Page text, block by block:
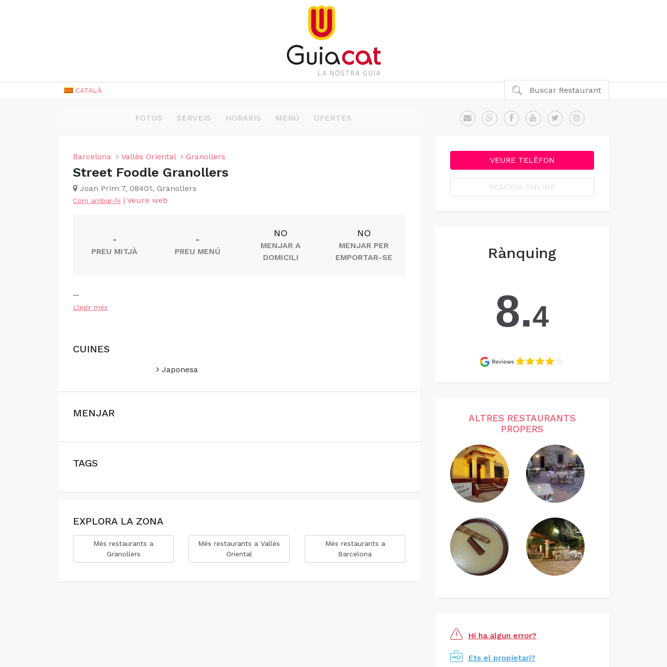
CATALÀ Buscar Restaurant
FOTOS SERVEIS HORARIS MENÚ OFERTES
Barcelona Vallès Oriental Granollers
Street Foodle Granollers
Joan Prim 7, 08401, Granollers
Com arribar-hi | Veure web
-
PREU MITJÀ
-
PREU MENÚ
NO
MENJAR A
DOMICILI
NO
MENJAR PER
EMPORTAR-SE
...
Llegir més
CUINES
Japonesa
MENJAR
TAGS
EXPLORA LA ZONA
Més restaurants a
Granollers
Més restaurants a Vallès
Oriental
Més restaurants a
Barcelona
VEURE TELÈFON
RESERVA ONLINE
Rànquing
8.4
ALTRES RESTAURANTS
PROPERS
Hi ha algun error?
Ets el propietari?